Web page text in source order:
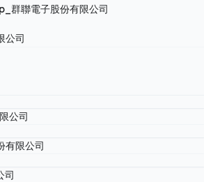
群聯電子股份有限公司
公司
公司
有限公司
司